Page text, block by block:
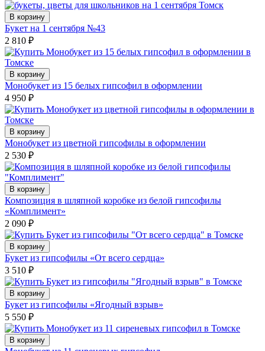
В корзину
Букет на 1 сентября №43
2 810 ₽
В корзину
Монобукет из 15 белых гипсофил в оформлении
4 950 ₽
В корзину
Монобукет из цветной гипсофилы в оформлении
2 530 ₽
В корзину
Композиция в шляпной коробке из белой гипсофилы
«Комплимент»
2 090 ₽
В корзину
Букет из гипсофилы «От всего сердца»
3 510 ₽
В корзину
Букет из гипсофилы «Ягодный взрыв»
5 550 ₽
В корзину